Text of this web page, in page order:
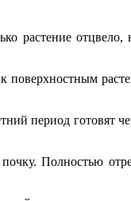
растение
к поверхностным
период готовят
Полностью